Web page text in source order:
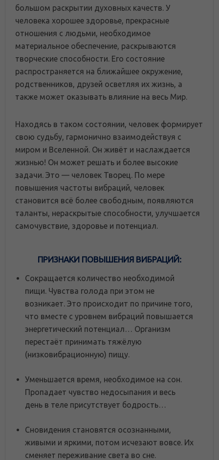
большом раскрытии духовных качеств. У
человека хорошее здоровье, прекрасные
отношения с людьми, необходимое
материальное обеспечение, раскрываются
творческие способности. Его состояние
распространяется на ближайшее окружение,
родственников, друзей осветляя их жизнь, а
также может оказывать влияние на весь Мир.
Находясь в таком состоянии, человек формирует
свою судьбу, гармонично взаимодействуя с
миром и Вселенной. Он живёт и наслаждается
жизнью! Он может решать и более высокие
задачи. Это — человек Творец. По мере
повышения частоты вибраций, человек
становится всё более свободным, появляются
таланты, нераскрытые способности, улучшается
самочувствие, здоровье и потенциал.
ПРИЗНАКИ ПОВЫШЕНИЯ ВИБРАЦИЙ:
Сокращается количество необходимой
пищи. Чувства голода при этом не
возникает. Это происходит по причине того,
что вместе с уровнем вибраций повышается
энергетический потенциал… Организм
перестаёт принимать тяжёлую
(низковибрационную) пищу.
Уменьшается время, необходимое на сон.
Пропадает чувство недосыпания и весь
день в теле присутствует бодрость…
Сновидения становятся осознанными,
живыми и яркими, потом исчезают вовсе. Их
сменяет переживание света во сне.